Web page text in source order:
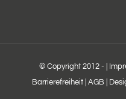
© Copyright 2012 -
Barrierefreiheit AGB